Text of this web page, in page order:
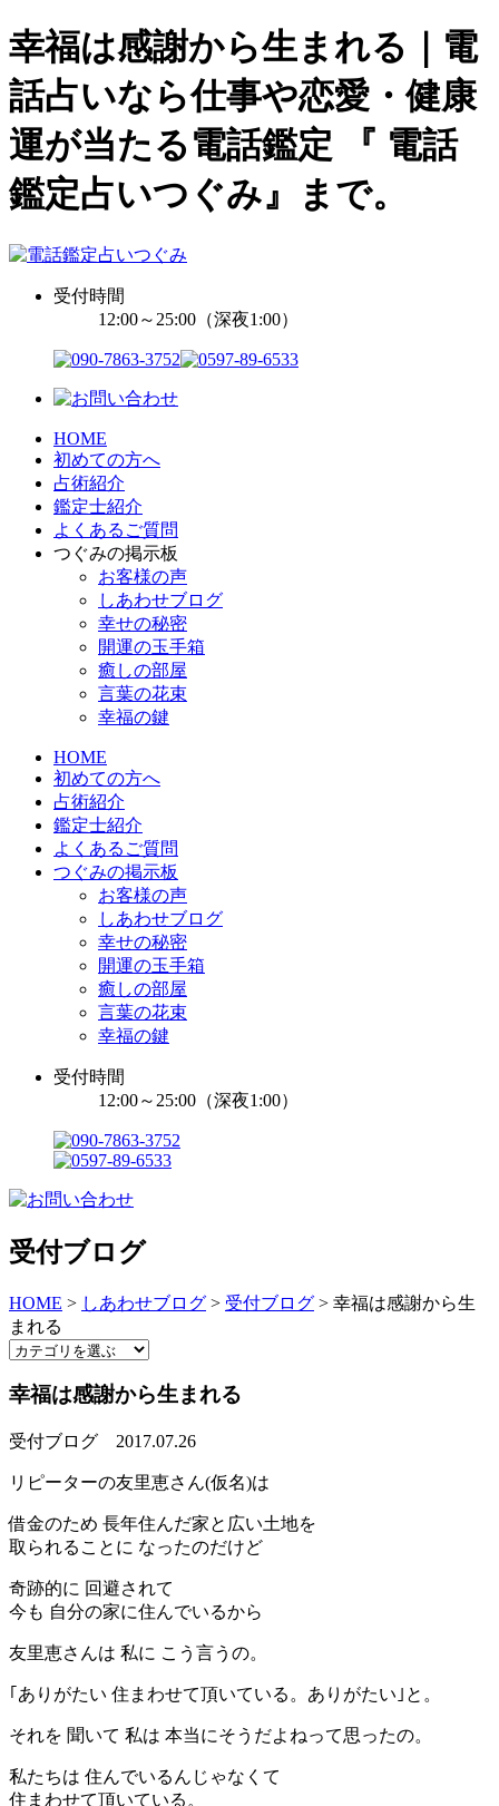
幸福は感謝から生まれる｜電
話占いなら仕事や恋愛・健康
運が当たる電話鑑定 『 電話
鑑定占いつぐみ』まで。
受付時間
12:00～25:00（深夜1:00）
HOME
初めての方へ
占術紹介
鑑定士紹介
よくあるご質問
つぐみの掲示板
お客様の声
しあわせブログ
幸せの秘密
開運の玉手箱
癒しの部屋
言葉の花束
幸福の鍵
HOME
初めての方へ
占術紹介
鑑定士紹介
よくあるご質問
つぐみの掲示板
お客様の声
しあわせブログ
幸せの秘密
開運の玉手箱
癒しの部屋
言葉の花束
幸福の鍵
受付時間
12:00～25:00（深夜1:00）
受付ブログ
HOME > しあわせブログ > 受付ブログ > 幸福は感謝から生
まれる
幸福は感謝から生まれる
受付ブログ 2017.07.26
リピーターの友里恵さん(仮名)は
借金のため 長年住んだ家と広い土地を
取られることに なったのだけど
奇跡的に 回避されて
今も 自分の家に住んでいるから
友里恵さんは 私に こう言うの。
｢ありがたい 住まわせて頂いている。ありがたい｣と。
それを 聞いて 私は 本当にそうだよねって思ったの。
私たちは 住んでいるんじゃなくて
住まわせて頂いている。